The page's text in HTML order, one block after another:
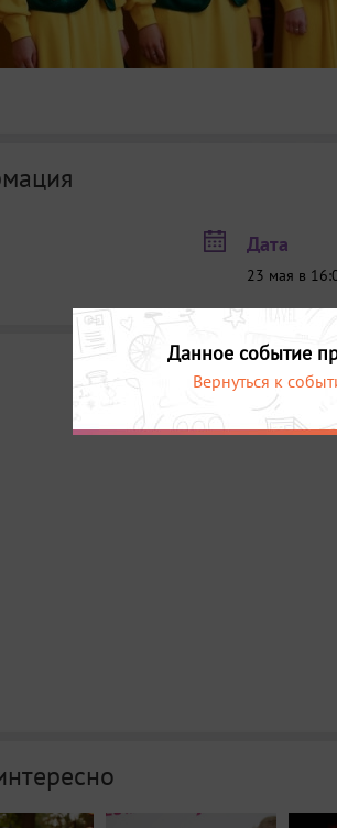
Дата
23 мая в
Данное событие
Вернуться к